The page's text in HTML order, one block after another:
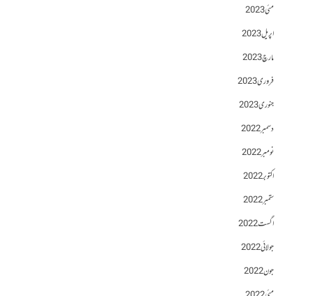
مئی 2023
اپریل 2023
مارچ 2023
فروری 2023
جنوری 2023
دسمبر 2022
نومبر 2022
اکتوبر 2022
ستمبر 2022
اگست 2022
جولائی 2022
جون 2022